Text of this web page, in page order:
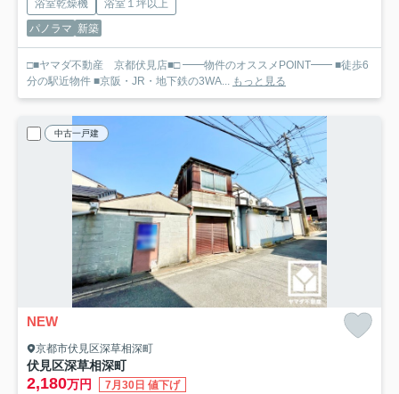
浴室乾燥機
浴室１坪以上
パノラマ 新築
□■ヤマダ不動産 京都伏見店■□ ━━物件のオススメPOINT━━ ■徒歩6
分の駅近物件 ■京阪・JR・地下鉄の3WA... もっと見る
中古一戸建
NEW
京都市伏見区深草相深町
伏見区深草相深町
2,180万円 7月30日 値下げ